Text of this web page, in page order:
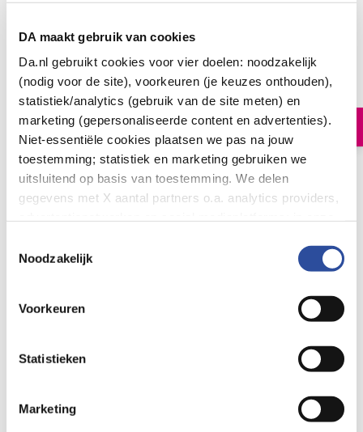
DA maakt gebruik van cookies
Da.nl gebruikt cookies voor vier doelen: noodzakelijk
(nodig voor de site), voorkeuren (je keuzes onthouden),
statistiek/analytics (gebruik van de site meten) en
marketing (gepersonaliseerde content en advertenties).
Niet-essentiële cookies plaatsen we pas na jouw
toestemming; statistiek en marketing gebruiken we
uitsluitend op basis van toestemming. We delen
gegevens met X aantal partners o.a. analytics providers,
en de bewaartermijnen per categorie. Je kunt je keuze op
gegevensverwerking staat in de
Privacyverklaring
Noodzakelijk
Voorkeuren
Statistieken
Marketing
Lucovitaal Vitamine D3 25mcg
90.00
Kauwtabletten
9.99
In winkelmand
Vitamine D3 25mcg 90kt
Let op: niet alle producten zijn verkrijgbaar in onze winkels
Gratis verzending vanaf 49.-
Lucovitaal Vitamine D3 25mcg